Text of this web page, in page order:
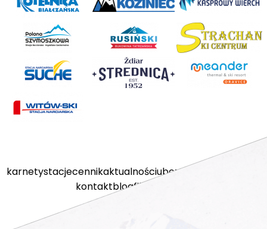
karnetystacjecennikaktualnościubezpieczenia
kontaktblogfilmy